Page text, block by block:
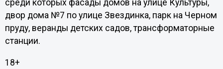
среди которых фасады домов на улице Культуры,
двор дома №7 по улице Звездинка, парк на Черном
пруду, веранды детских садов, трансформаторные
станции.
18+